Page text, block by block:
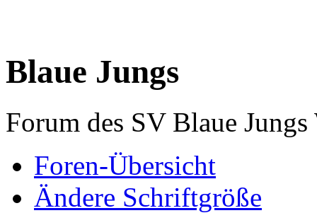
Blaue Jungs
Forum des SV Blaue
Foren-Übersicht
Ändere Schriftgröße